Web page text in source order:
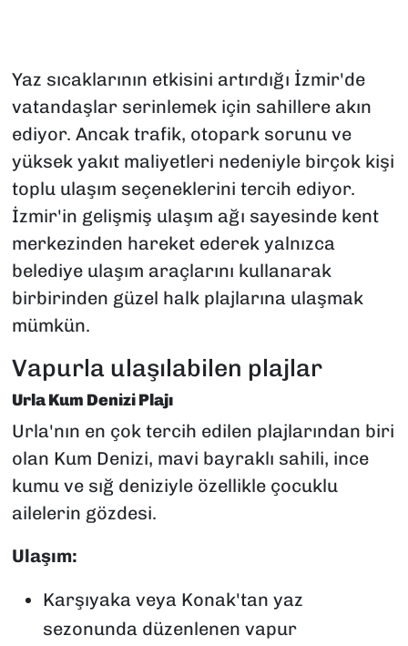
Yaz sıcaklarının etkisini artırdığı İzmir'de
vatandaşlar serinlemek için sahillere akın
ediyor. Ancak trafik, otopark sorunu ve
yüksek yakıt maliyetleri nedeniyle birçok kişi
toplu ulaşım seçeneklerini tercih ediyor.
İzmir'in gelişmiş ulaşım ağı sayesinde kent
merkezinden hareket ederek yalnızca
belediye ulaşım araçlarını kullanarak
birbirinden güzel halk plajlarına ulaşmak
mümkün.
Vapurla ulaşılabilen plajlar
Urla Kum Denizi Plajı
Urla'nın en çok tercih edilen plajlarından biri
olan Kum Denizi, mavi bayraklı sahili, ince
kumu ve sığ deniziyle özellikle çocuklu
ailelerin gözdesi.
Ulaşım:
Karşıyaka veya Konak'tan yaz
sezonunda düzenlenen vapur